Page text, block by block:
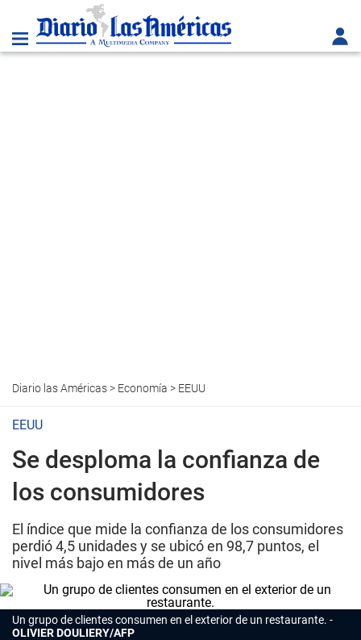
Diario las Américas> Economía > EEUU
EEUU
Se desploma la confianza de
los consumidores
El índice que mide la confianza de los consumidores
perdió 4,5 unidades y se ubicó en 98,7 puntos, el
nivel más bajo en más de un año
Un grupo de clientes consumen en el exterior de un restaurante.
OLIVIER DOULIERY/AFP